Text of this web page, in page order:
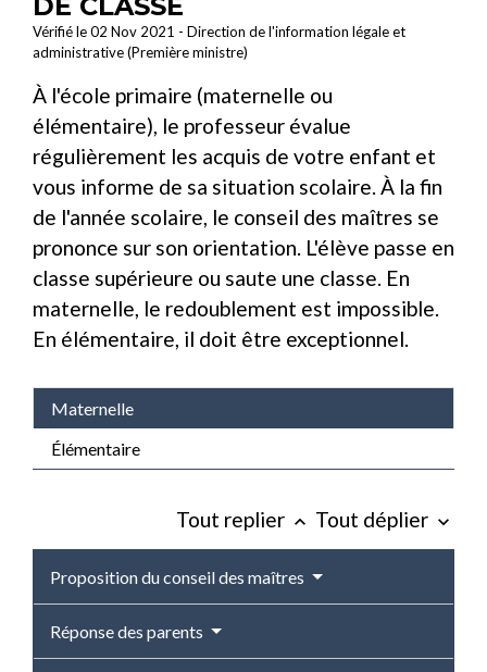
DE CLASSE
Vérifié le 02 Nov 2021 - Direction de l'information légale et
administrative (Première ministre)
À l'école primaire (maternelle ou
élémentaire), le professeur évalue
régulièrement les acquis de votre enfant et
vous informe de sa situation scolaire. À la fin
de l'année scolaire, le conseil des maîtres se
prononce sur son orientation. L'élève passe en
classe supérieure ou saute une classe. En
maternelle, le redoublement est impossible.
En élémentaire, il doit être exceptionnel.
Maternelle
Élémentaire
Tout replier keyboard_arrow_up Tout déplier keyboard_arrow_down
Proposition du conseil des maîtres
Réponse des parents